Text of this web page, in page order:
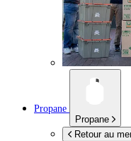
Propane
Propane
Retour au